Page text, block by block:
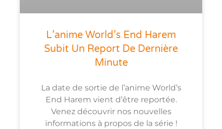
L’anime World’s End Harem
Subit Un Report De Dernière
Minute
La date de sortie de l’anime World’s
End Harem vient d’être reportée.
Venez découvrir nos nouvelles
informations à propos de la série !